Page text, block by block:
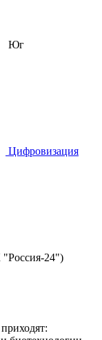
Юг
Цифровизация
24")